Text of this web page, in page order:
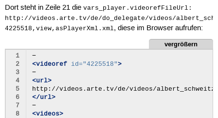
97
99
100
104
106
107
108
110
</url>
16:9
</ratio>
<height>272</height>
<width>480</width>
</videoBitrate>
</audioBitrate>
</facets>
14
16
17
20
21
22
23
24
25
26
27
var vars_player
{};
videoId
vars_player . admin = "false";
vars_player.mode = "prod";
vars_player
vars_player .videorefFileUrl
vars_player
vars_player
initPlayer("" );
/* ]]> */
</script
Dort steht in Zeile 21 die vars_player.videorefFileUrl:
http://videos.arte.tv/de/do_delegate/videos/
4225518,view,asPlayerXml.xml, diese im Browser aufrufen:
vergrößern
1
2
3
4
5
6
7
8
<videoref
id="4225518">
<url>
</url>
<videos>